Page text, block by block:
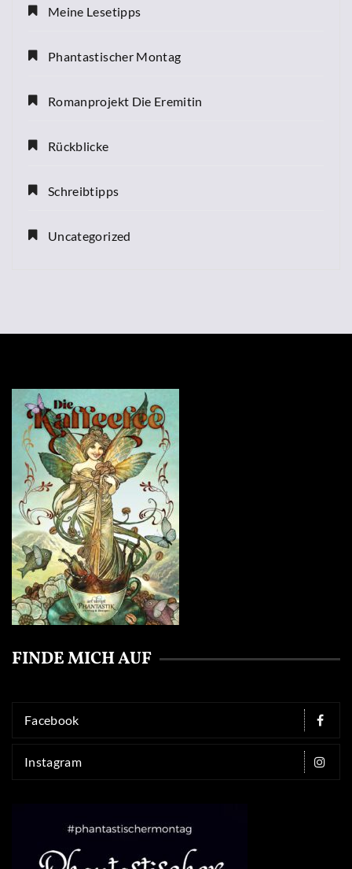
Meine Lesetipps
Phantastischer Montag
Romanprojekt Die Eremitin
Rückblicke
Schreibtipps
Uncategorized
FINDE MICH AUF
Facebook
Instagram